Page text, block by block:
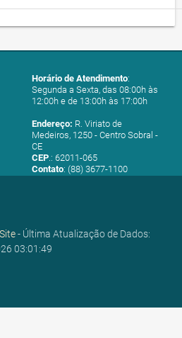
Horário de Atendimento:
Segunda a Sexta, das 08:00h às
12:00h e de 13:00h às 17:00h
Endereço: R. Viriato de
Medeiros, 1250 - Centro Sobral -
CE
CEP.: 62011-065
Contato: (88) 3677-1100
- Última Atualização de Dados:
03:01:49